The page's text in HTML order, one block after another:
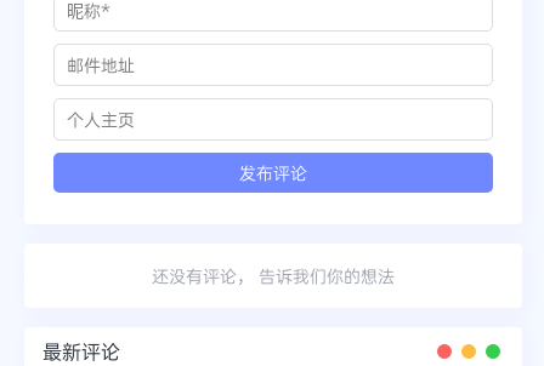
还没有评论， 告诉我们你的想法
最新评论